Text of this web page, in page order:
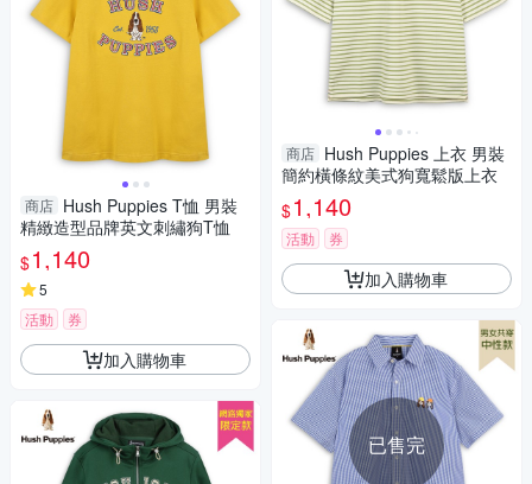
商店 Hush Puppies T恤 男裝
精緻造型品牌英文刺繡狗T恤
$1,140
5
活動
券
加入購物車
商店 Hush Puppies 上衣 男裝
簡約橫條紋美式狗寬鬆版上衣
$1,140
活動 券
加入購物車
已售完